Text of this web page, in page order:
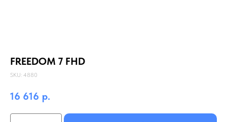
FREEDOM 7 FHD
SKU: 4880
16 616 р.